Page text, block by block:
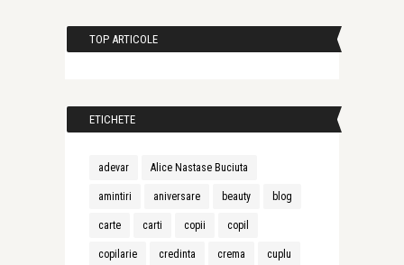
TOP ARTICOLE
ETICHETE
adevar Alice Nastase Buciuta
amintiri aniversare beauty blog
carte carti copii copil
copilarie credinta crema cuplu